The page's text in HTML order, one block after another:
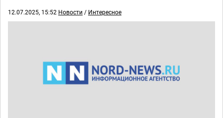
12.07.2025, 15:52 Новости / Интересное